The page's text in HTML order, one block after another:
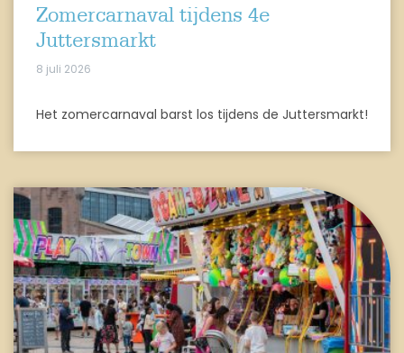
Zomercarnaval tijdens 4e
Juttersmarkt
8 juli 2026
Het zomercarnaval barst los tijdens de Juttersmarkt!